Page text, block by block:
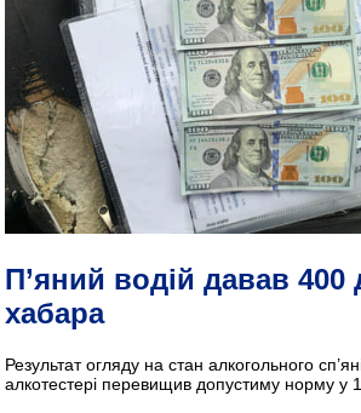
П’яний водій давав 400
хабара
Результат огляду на стан алкогольного
алкотестері перевищив допустиму норму у